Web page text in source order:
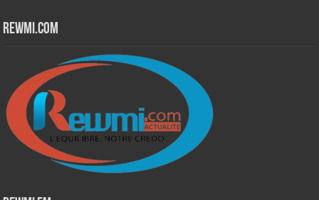
Rewmi.Com